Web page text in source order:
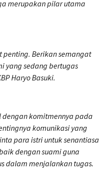
merupakan pilar utama
penting. Berikan semangat
yang sedang bertugas
Haryo Basuki.
komitmennya pada
komunikasi yang
para istri untuk senantiasa
dengan suami guna
dalam menjalankan tugas.